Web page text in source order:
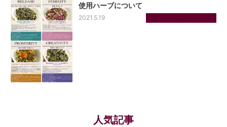
使用ハーブについて
2021.5.19
人気記事